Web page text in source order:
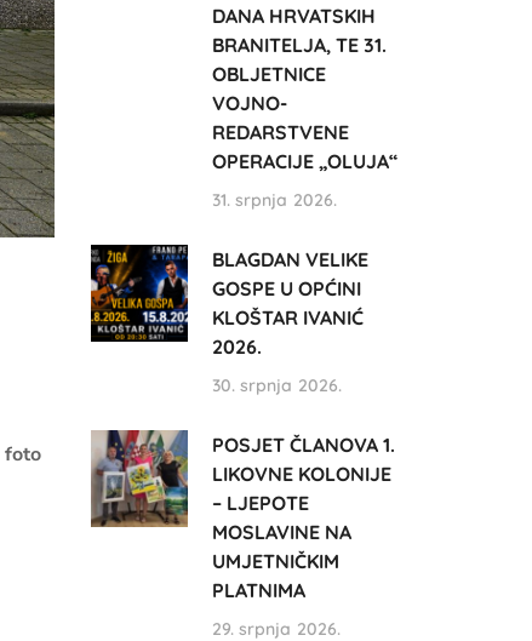
foto
DANA HRVATSKIH
BRANITELJA, TE 31.
OBLJETNICE
VOJNO-
REDARSTVENE
OPERACIJE „OLUJA“
31. srpnja 2026.
BLAGDAN VELIKE
GOSPE U OPĆINI
KLOŠTAR IVANIĆ
2026.
30. srpnja 2026.
POSJET ČLANOVA 1.
LIKOVNE KOLONIJE
– LJEPOTE
MOSLAVINE NA
UMJETNIČKIM
PLATNIMA
29. srpnja 2026.